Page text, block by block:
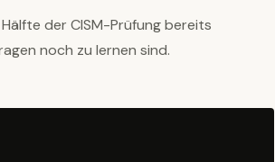
der CISM-Prüfung bereits
noch zu lernen sind.